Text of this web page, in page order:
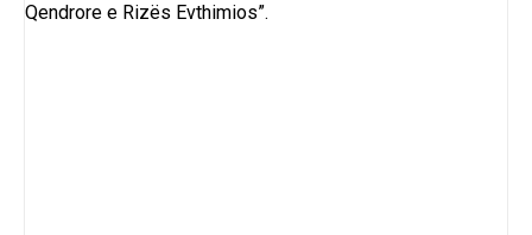
Qendrore e Rizës Evthimios”.